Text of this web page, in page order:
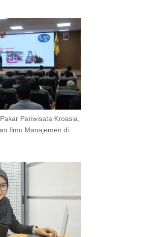
Pariwisata Kroasia,
Ilmu Manajemen di